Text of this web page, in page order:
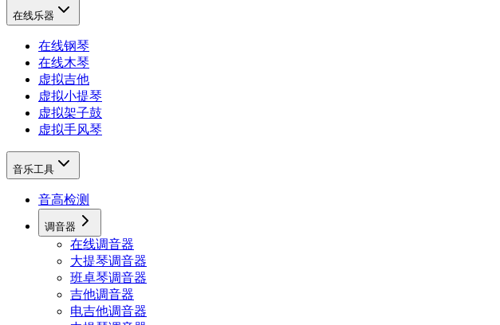
在线乐器
在线钢琴
在线木琴
虚拟吉他
虚拟小提琴
虚拟架子鼓
虚拟手风琴
音乐工具
音高检测
调音器
在线调音器
大提琴调音器
班卓琴调音器
吉他调音器
电吉他调音器